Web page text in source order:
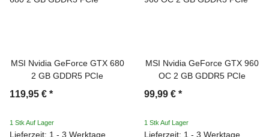
MSI Nvidia GeForce GTX 680
2 GB GDDR5 PCIe
119,95 € *
1 Stk Auf Lager
Lieferzeit: 1 - 3 Werktage
MSI Nvidia GeForce GTX 960
OC 2 GB GDDR5 PCIe
99,99 € *
1 Stk Auf Lager
Lieferzeit: 1 - 3 Werktage